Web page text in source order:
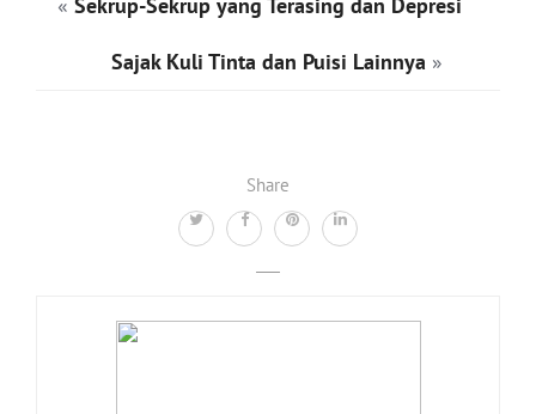
Share
« Sekrup-Sekrup yang Terasing dan Depresi
Sajak Kuli Tinta dan Puisi Lainnya »